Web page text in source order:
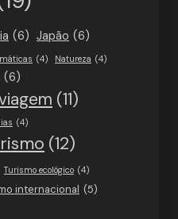
(6) Japão (6)
(4) Natureza (4)
(6)
(11)
(4)
(12)
Turismo ecológico (4)
internacional (5)